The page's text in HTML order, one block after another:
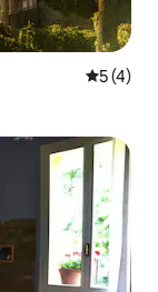
平均评分
5 (4)